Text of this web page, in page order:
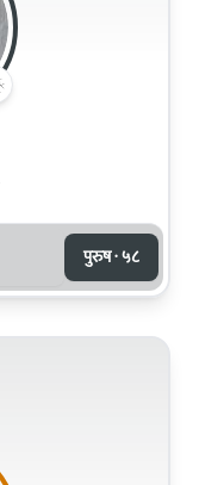
पुरुष · ५८